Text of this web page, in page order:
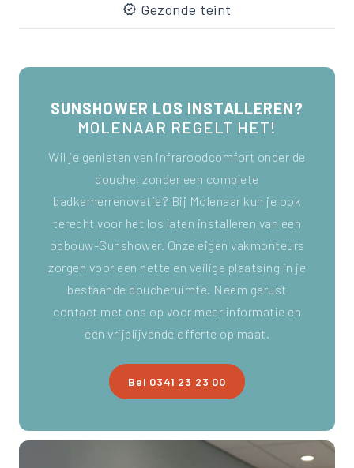
verified Gezonde teint
SUNSHOWER LOS INSTALLEREN?
MOLENAAR REGELT HET!
Wil je genieten van infraroodcomfort onder de
douche, zonder een complete
badkamerrenovatie? Bij Molenaar kun je ook
terecht voor het los laten installeren van een
opbouw-Sunshower. Onze eigen vakmonteurs
zorgen voor een nette en veilige plaatsing in je
bestaande doucheruimte. Neem gerust
contact met ons op voor meer informatie en
een vrijblijvende offerte op maat.
Bel 0341 23 23 00